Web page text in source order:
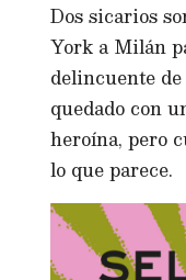
Dos sicarios
York a Milán
delincuente
quedado con
heroína, pero
lo que parece.